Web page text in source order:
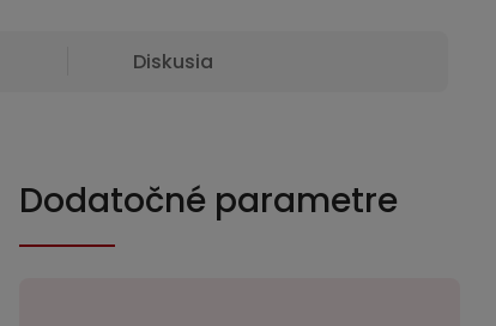
Diskusia
Dodatočné parametre